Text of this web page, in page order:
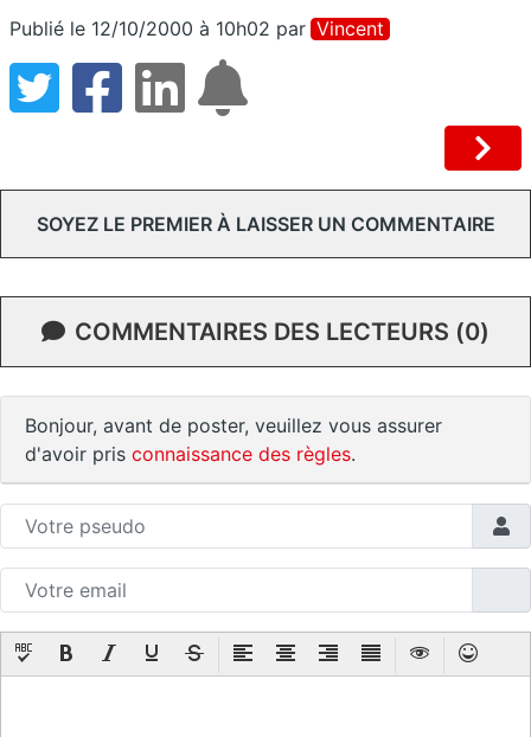
Publié le 12/10/2000 à 10h02 par Vincent
SOYEZ LE PREMIER À LAISSER UN COMMENTAIRE
COMMENTAIRES DES LECTEURS (0)
Bonjour, avant de poster, veuillez vous assurer
d'avoir pris connaissance des règles.